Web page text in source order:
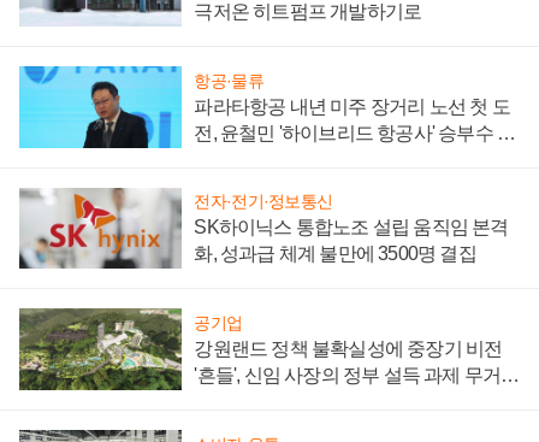
극저온 히트펌프 개발하기로
항공·물류
파라타항공 내년 미주 장거리 노선 첫 도
전, 윤철민 '하이브리드 항공사' 승부수 통
전자·전기·정보통신
SK하이닉스 통합노조 설립 움직임 본격
화, 성과급 체계 불만에 3500명 결집
공기업
강원랜드 정책 불확실성에 중장기 비전
'흔들', 신임 사장의 정부 설득 과제 무거워